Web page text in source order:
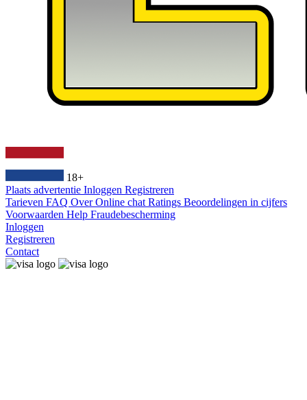
18+
Plaats advertentie Inloggen Registreren
Tarieven FAQ OverOnline chat Ratings Beoordelingen in cijfers
Voorwaarden Help Fraudebescherming
Inloggen
Registreren
Contact